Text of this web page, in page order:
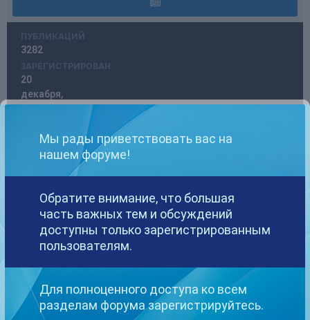
ПУБЛИКАЦИЙ
3282
ЗАРЕГИСТРИРОВАН
20
декабря,
октября,
ДНЕЙ
Devil стал победителем дня 19 марта 2025
Devil имел наиболее популярный контент!
Мы рады приветствовать вас на
нашем форуме!
Обратите внимание, что большая
часть важных тем и обсуждений
доступны только зарегистрированным
пользователям.
Для полноценного доступа ко всем
разделам форума зарегистрируйтесь.